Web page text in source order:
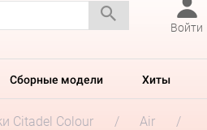
Войти
Сборные модели Хиты
Citadel Colour
Air